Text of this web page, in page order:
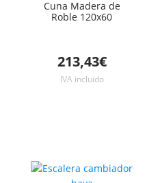
Cuna Madera de
Roble 120x60
213,43€
IVA incluido